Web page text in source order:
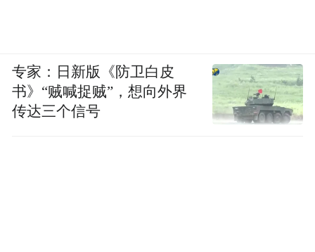
专家：日新版《防卫白皮
书》“贼喊捉贼”，想向外界
传达三个信号